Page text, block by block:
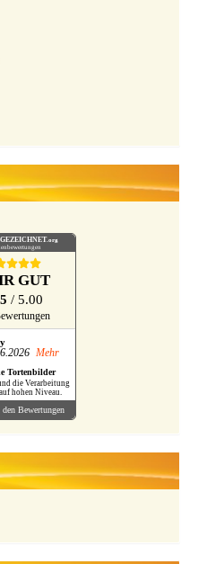
.org
GUT
/ 5.00
Mehr
Tortenbilder
die Verarbeitung
hohen Niveau.
Bewertungen